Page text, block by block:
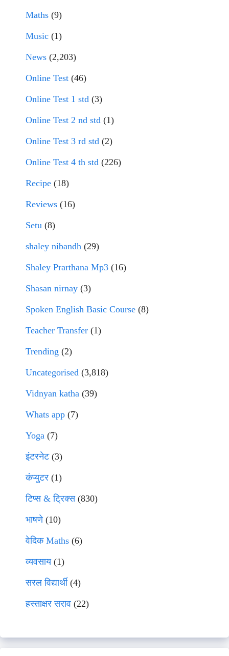
Maths (9)
Music (1)
News (2,203)
Online Test (46)
Online Test 1 std (3)
Online Test 2 nd std (1)
Online Test 3 rd std (2)
Online Test 4 th std (226)
Recipe (18)
Reviews (16)
Setu (8)
shaley nibandh (29)
Shaley Prarthana Mp3 (16)
Shasan nirnay (3)
Spoken English Basic Course (8)
Teacher Transfer (1)
Trending (2)
Uncategorised (3,818)
Vidnyan katha (39)
Whats app (7)
Yoga (7)
इंटरनेट(3)
कंप्युटर (1)
टिप्स & ट्रिक्स(830)
भाषणे(10)
वेदिक Maths (6)
व्यवसाय(1)
सरल विद्यार्थी(4)
हस्ताक्षर सराव (22)